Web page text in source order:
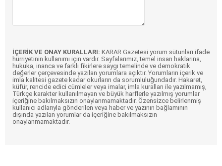
İÇERİK VE ONAY KURALLARI: KARAR Gazetesi yorum sütunları ifade
hürriyetinin kullanımı için vardır. Sayfalarımız, temel insan haklarına,
hukuka, inanca ve farklı fikirlere saygı temelinde ve demokratik
değerler çerçevesinde yazılan yorumlara açıktır. Yorumların içerik ve
imla kalitesi gazete kadar okurların da sorumluluğundadır. Hakaret,
küfür, rencide edici cümleler veya imalar, imla kuralları ile yazılmamış,
Türkçe karakter kullanılmayan ve büyük harflerle yazılmış yorumlar
içeriğine bakılmaksızın onaylanmamaktadır. Özensizce belirlenmiş
kullanıcı adlarıyla gönderilen veya haber ve yazının bağlamının
dışında yazılan yorumlar da içeriğine bakılmaksızın
onaylanmamaktadır.